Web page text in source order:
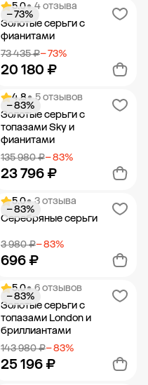
Добавить в корзину
5.0• 4 отзыва
Золотые серьги с
фианитами
73 435 ₽− 73%
20 180 ₽
− 73%
Добавить в корзину
4.8• 5 отзывов
Золотые серьги с
топазами Sky и
фианитами
135 980 ₽− 83%
23 796 ₽
− 83%
Добавить в корзину
5.0• 3 отзыва
Серебряные серьги
3 980 ₽− 83%
696 ₽
− 83%
Добавить в корзину
5.0• 6 отзывов
Золотые серьги с
топазами London и
бриллиантами
143 980 ₽− 83%
25 196 ₽
− 83%